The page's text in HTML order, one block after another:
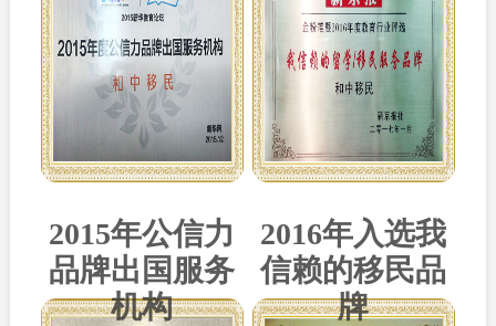
2015年公信力
品牌出国服务
机构
2016年入选我
信赖的移民品
牌